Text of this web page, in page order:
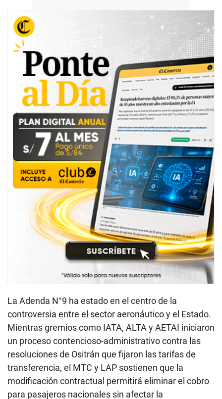
La Adenda N°9 ha estado en el centro de la
controversia entre el sector aeronáutico y el Estado.
Mientras gremios como IATA, ALTA y AETAI iniciaron
un proceso contencioso-administrativo contra las
resoluciones de Ositrán que fijaron las tarifas de
transferencia, el MTC y LAP sostienen que la
modificación contractual permitirá eliminar el cobro
para pasajeros nacionales sin afectar la